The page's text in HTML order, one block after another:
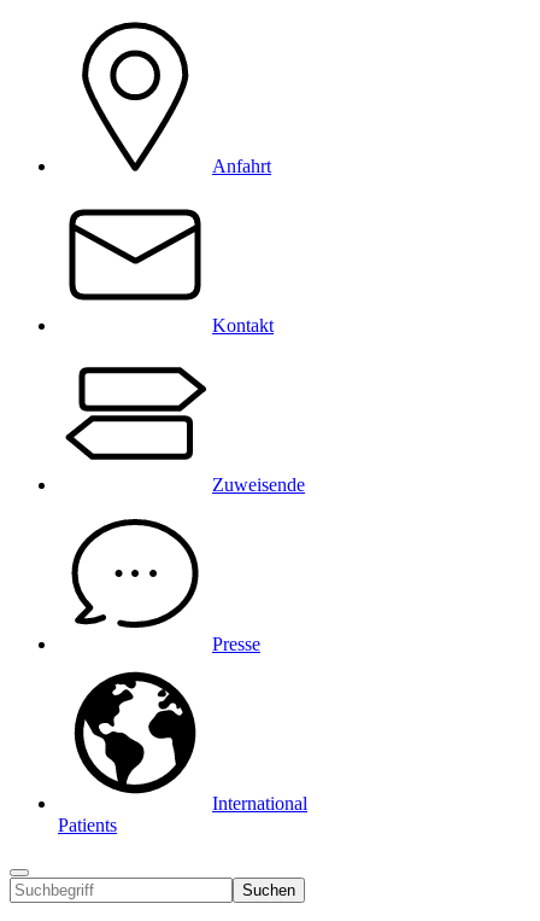
Anfahrt
Kontakt
Zuweisende
Presse
International
Patients
Suchen